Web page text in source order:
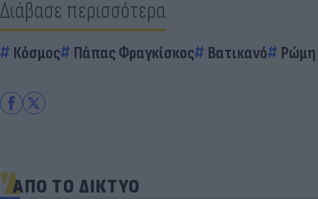
Διάβασε περισσότερα
Κόσμος Πάπας Φραγκίσκος Βατικανό Ρώμη
ΑΠΟ ΤΟ ΔΙΚΤΥΟ